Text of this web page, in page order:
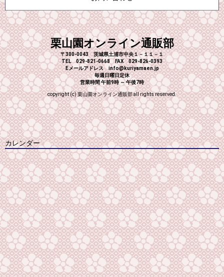
栗山園オンライン通販部
〒300-0043 茨城県土浦市中央１－１１－１
TEL 029-821-0668 FAX 029-826-0393
Eメールアドレス info@kuriyamaen.jp
毎週日曜日定休
営業時間 午前9時 ～ 午後7時
copyright (c) 栗山園オンライン通販部 all rights reserved.
カレンダー